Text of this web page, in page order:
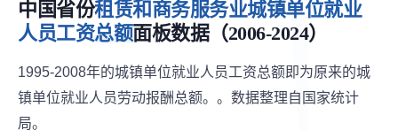
中国省份租赁和商务服务业城镇单位就业
人员工资总额面板数据（2006-2024）
1995-2008年的城镇单位就业人员工资总额即为原来的城
镇单位就业人员劳动报酬总额。。数据整理自国家统计
局。